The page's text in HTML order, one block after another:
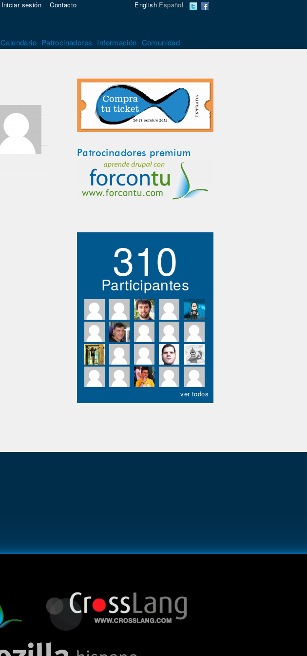
English Español
Iniciar sesión Contacto
Calendario Patrocinadores Información Comunidad
Patrocinadores premium
310
Participantes
ver todos